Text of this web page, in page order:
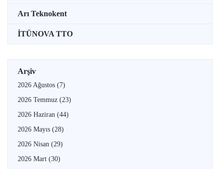
Arı Teknokent
İTÜNOVA TTO
Arşiv
2026 Ağustos (7)
2026 Temmuz (23)
2026 Haziran (44)
2026 Mayıs (28)
2026 Nisan (29)
2026 Mart (30)